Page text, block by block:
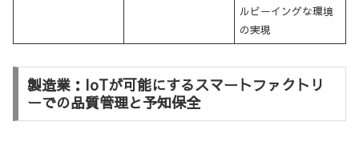
ルビーイングな環境
の実現
製造業：IoTが可能にするスマートファクトリ
ーでの品質管理と予知保全